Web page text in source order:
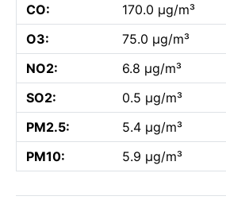
CO:
170.0 µg/m³
O3:
75.0 µg/m³
NO2:
6.8 µg/m³
SO2:
0.5 µg/m³
PM2.5:
5.4 µg/m³
PM10:
5.9 µg/m³